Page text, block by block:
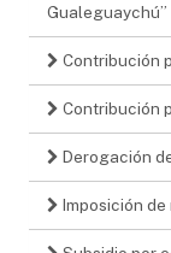
Gualeguaychú”
Contribución
Contribución
Derogación
Imposición de